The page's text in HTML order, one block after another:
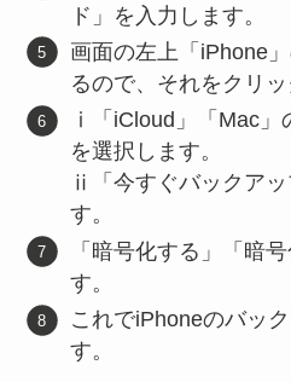
ド」を入力します。
画面の左上「iPhone
るので、それをクリッ
ⅰ「iCloud」「Mac」
を選択します。
ⅱ「今すぐバックア
す。
「暗号化する」「暗
す。
これでiPhoneのバッ
す。